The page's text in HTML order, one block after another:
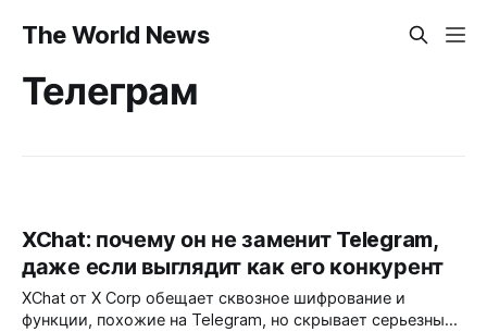
The World News
Телеграм
XChat: почему он не заменит Telegram,
даже если выглядит как его конкурент
XChat от X Corp обещает сквозное шифрование и
функции, похожие на Telegram, но скрывает серьезные